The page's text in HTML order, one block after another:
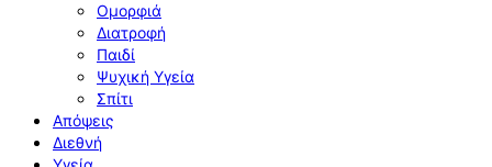
Ομορφιά
Διατροφή
Παιδί
Ψυχική Υγεία
Σπίτι
Απόψεις
Διεθνή